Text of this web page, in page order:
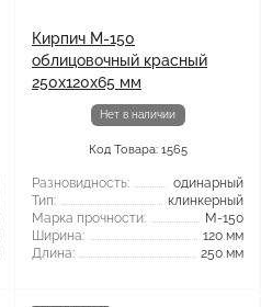
Кирпич М-150
облицовочный красный
250х120х65 мм
Нет в наличии
Код Товара: 1565
Разновидность:
одинарный
Тип:
клинкерный
Марка прочности:
М-150
Ширина:
120 мм
Длина:
250 мм